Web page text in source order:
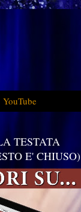
YouTube
TESTATA
E' CHIUSO)